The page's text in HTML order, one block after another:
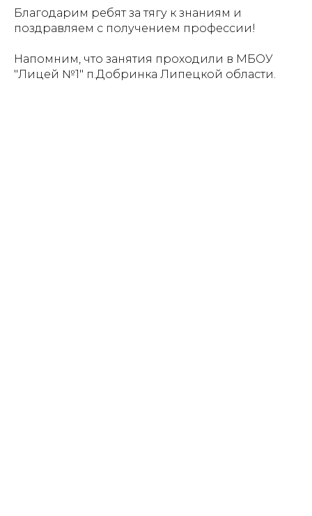
Благодарим ребят за тягу к знаниям и
поздравляем с получением профессии!
Напомним, что занятия проходили в МБОУ
"Лицей №1" п.Добринка Липецкой области.